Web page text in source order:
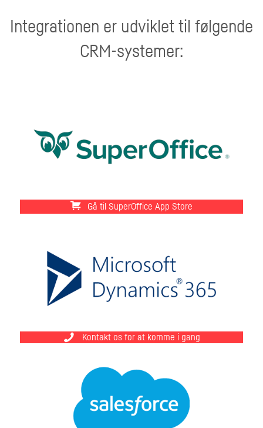
Integrationen er udviklet til følgende
CRM-systemer:
Gå til SuperOffice App Store
Kontakt os for at komme i gang